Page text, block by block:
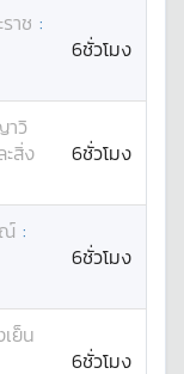
าช :
6ชั่วโมง
วิ
สิ่ง
6ชั่วโมง
ณ์ :
6ชั่วโมง
เย็น
6ชั่วโมง